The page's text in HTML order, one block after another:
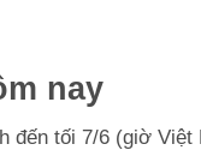
nay
đến tối 7/6 (giờ